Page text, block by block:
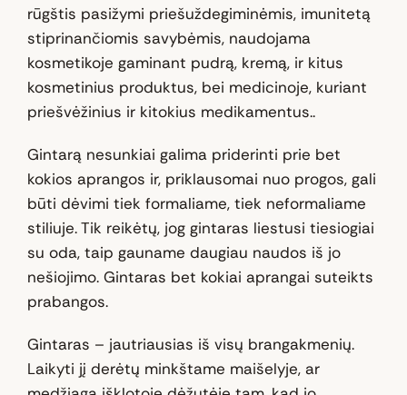
rūgštis pasižymi priešuždegiminėmis, imunitetą
stiprinančiomis savybėmis, naudojama
kosmetikoje gaminant pudrą, kremą, ir kitus
kosmetinius produktus, bei medicinoje, kuriant
priešvėžinius ir kitokius medikamentus..
Gintarą nesunkiai galima priderinti prie bet
kokios aprangos ir, priklausomai nuo progos, gali
būti dėvimi tiek formaliame, tiek neformaliame
stiliuje. Tik reikėtų, jog gintaras liestusi tiesiogiai
su oda, taip gauname daugiau naudos iš jo
nešiojimo. Gintaras bet kokiai aprangai suteikts
prabangos.
Gintaras – jautriausias iš visų brangakmenių.
Laikyti jį derėtų minkštame maišelyje, ar